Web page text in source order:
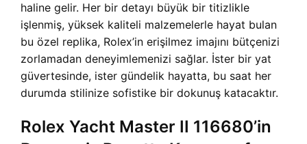
haline gelir. Her bir detayı büyük bir titizlikle
işlenmiş, yüksek kaliteli malzemelerle hayat bulan
bu özel replika, Rolex’in erişilmez imajını bütçenizi
zorlamadan deneyimlemenizi sağlar. İster bir yat
güvertesinde, ister gündelik hayatta, bu saat her
durumda stilinize sofistike bir dokunuş katacaktır.
Rolex Yacht Master II 116680’in